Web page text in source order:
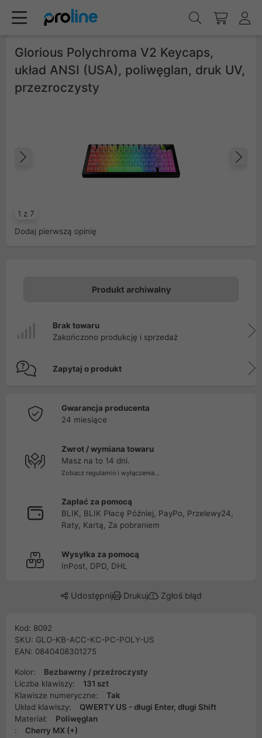
Glorious Polychroma V2 Keycaps,
układ ANSI (USA), poliwęglan, druk UV,
przezroczysty
1 z 7
Poprzedni
Dodaj pierwszą opinię
Produkt archiwalny
Brak towaru
Zakończono produkcję i sprzedaż
Zapytaj o produkt
Gwarancja producenta
24 miesiące
Zwrot / wymiana towaru
Masz na to 14 dni.
Zobacz regulamin i wyłączenia...
Zapłać za pomocą
BLIK, BLIK Płacę Później, PayPo, Przelewy24,
Raty, Kartą, Za pobraniem
Wysyłka za pomocą
InPost, DPD, DHL
Udostępnij Drukuj Zgłoś błąd
Kod: 8092
SKU: GLO-KB-ACC-KC-PC-POLY-US
EAN: 0840408301275
Kolor:
Bezbawrny / przeźroczysty
Liczba klawiszy:
131 szt
Klawisze numeryczne:
Tak
Układ klawiszy:
QWERTY US - długi Enter, długi Shift
Materiał:
Poliwęglan
:
Cherry MX (+)